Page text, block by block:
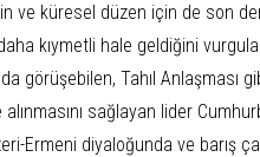
ve küresel düzen için de son
kıymetli hale geldiğini
görüşebilen, Tahıl Anlaşması
sağlayan lider
Ermeni diyaloğunda ve barış